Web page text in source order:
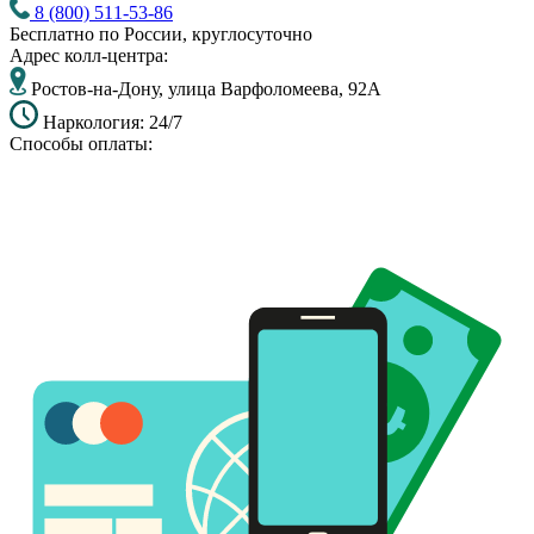
8 (800) 511-53-86
Бесплатно по России, круглосуточно
Адрес колл-центра:
Ростов-на-Дону, улица Варфоломеева, 92А
Наркология: 24/7
Способы оплаты: